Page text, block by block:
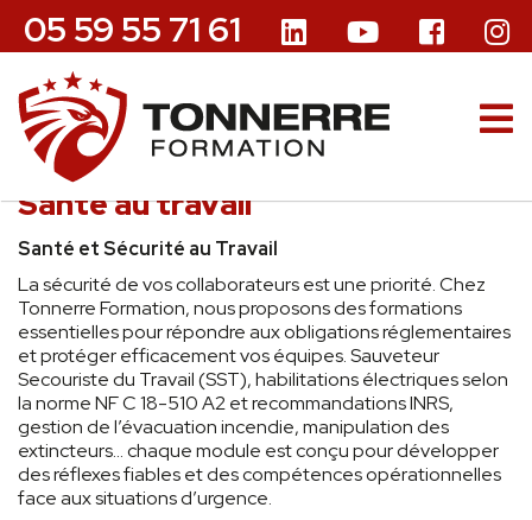
05 59 55 71 61
Santé au travail
Santé et Sécurité au Travail
La sécurité de vos collaborateurs est une priorité. Chez
Tonnerre Formation, nous proposons des formations
essentielles pour répondre aux obligations réglementaires
et protéger efficacement vos équipes. Sauveteur
Secouriste du Travail (SST), habilitations électriques selon
la norme NF C 18-510 A2 et recommandations INRS,
gestion de l’évacuation incendie, manipulation des
extincteurs… chaque module est conçu pour développer
des réflexes fiables et des compétences opérationnelles
face aux situations d’urgence.